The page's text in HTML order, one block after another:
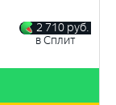
2 710 руб.
в Сплит